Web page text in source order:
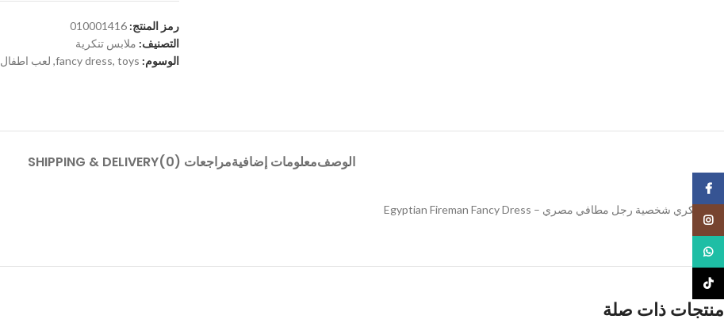
رمز المنتج: 010001416
التصنيف: ملابس تنكرية
الوسوم:
fancy dress, toys
, لعب اطفال
الوصفمعلومات إضافيةمراجعات (0) SHIPPING & DELIVERY
لبس تنكري شخصية رجل مطافي مصري – Egyptian Fireman Fancy Dress
منتجات ذات صلة
Instagram